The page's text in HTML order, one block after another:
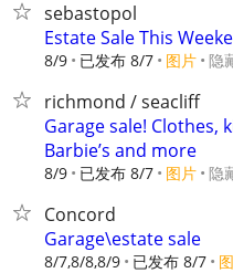
sebastopol
Estate Sale This
8/9 已发布 8/7 图片 隐
richmond / seacliff
Garage sale! Clothes,
Barbie’s and more
8/9 已发布 8/7 图片 隐
Concord
Garage\estate sale
8/7,8/8,8/9 已发布 8/7